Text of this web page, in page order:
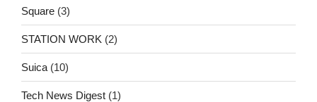
Square (3)
STATION WORK (2)
Suica (10)
Tech News Digest (1)